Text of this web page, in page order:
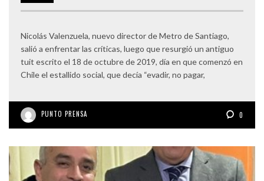
Nicolás Valenzuela, nuevo director de Metro de Santiago,
salió a enfrentar las críticas, luego que resurgió un antiguo
tuit escrito el 18 de octubre de 2019, día en que comenzó en
Chile el estallido social, que decía “evadir, no pagar,
PUNTO PRENSA 0